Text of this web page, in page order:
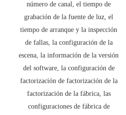
número de canal, el tiempo de
grabación de la fuente de luz, el
tiempo de arranque y la inspección
de fallas, la configuración de la
escena, la información de la versión
del software, la configuración de
factorización de factorización de la
factorización de la fábrica, las
configuraciones de fábrica de